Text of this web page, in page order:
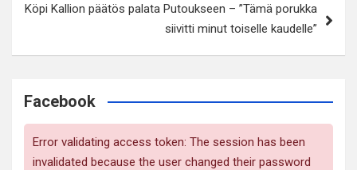
Köpi Kallion päätös palata Putoukseen – ”Tämä porukka
siivitti minut toiselle kaudelle”
Facebook
Error validating access token: The session has been
invalidated because the user changed their password